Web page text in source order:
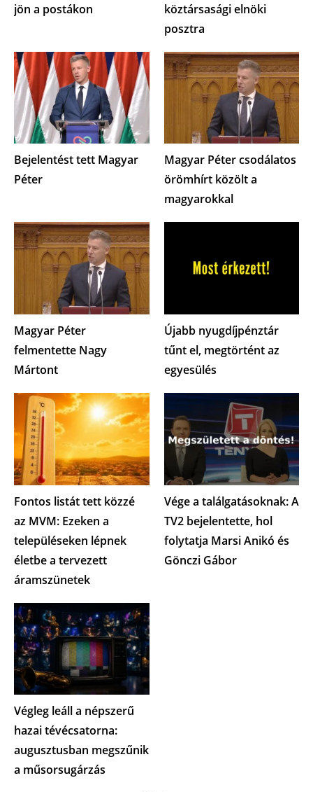
jön a postákon
köztársasági elnöki
posztra
Bejelentést tett Magyar
Péter
Magyar Péter csodálatos
örömhírt közölt a
magyarokkal
Magyar Péter
felmentette Nagy
Mártont
Újabb nyugdíjpénztár
tűnt el, megtörtént az
egyesülés
Fontos listát tett közzé
az MVM: Ezeken a
településeken lépnek
életbe a tervezett
áramszünetek
Vége a találgatásoknak: A
TV2 bejelentette, hol
folytatja Marsi Anikó és
Gönczi Gábor
Végleg leáll a népszerű
hazai tévécsatorna:
augusztusban megszűnik
a műsorsugárzás